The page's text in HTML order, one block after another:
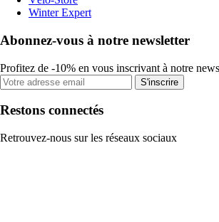
Winter Expert
Abonnez-vous à notre newsletter
Profitez de -10% en vous inscrivant à notre
S'inscrire
Restons connectés
Retrouvez-nous sur les réseaux sociaux